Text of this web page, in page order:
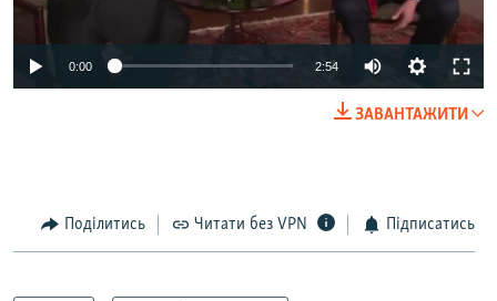
0:00 2:54
ЗАВАНТАЖИТИ
Поділитись Читати без VPN Підписатись